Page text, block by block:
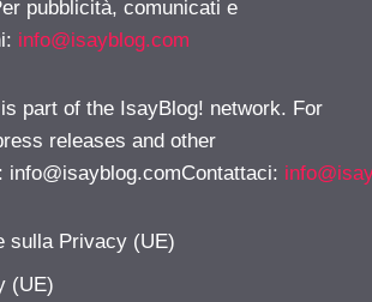
pubblicità, comunicati e
info@isayblog.com
part of the IsayBlog! network. For
releases and other
info@isayblog.comContattaci:
sulla Privacy (UE)
(UE)